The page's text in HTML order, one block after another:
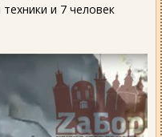
и 7 человек